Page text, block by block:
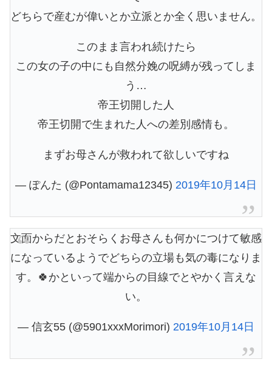
どちらで産むが偉いとか立派とか全く思いません。
このまま言われ続けたら
この女の子の中にも自然分娩の呪縛が残ってしま
う…
帝王切開した人
帝王切開で生まれた人への差別感情も。
まずお母さんが救われて欲しいですね
— ぽんた (@Pontamama12345) 2019年10月14日
文面からだとおそらくお母さんも何かにつけて敏感
になっているようでどちらの立場も気の毒になりま
す。🍀かといって端からの目線でとやかく言えな
い。
— 信玄55 (@5901xxxMorimori) 2019年10月14日